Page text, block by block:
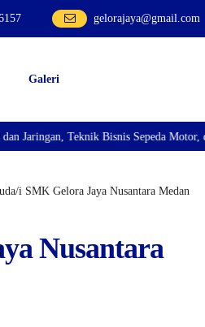
gelorajaya@gmail.com
Galeri
Teknik Kendaraan Ringan Dan
i SMK Gelora Jaya Nusantara Medan
Nusantara